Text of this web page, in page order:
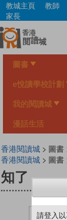
Skip
main
content
教城主頁 教師
家長
圖書
e悅讀學校計劃
我的閱讀城
漫話生活
香港閱讀城> 圖書
香港閱讀城> 圖書
知了
請登入